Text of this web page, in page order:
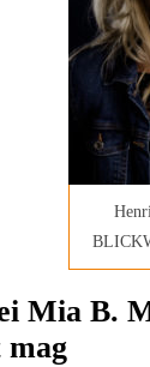
Mia B.
mag